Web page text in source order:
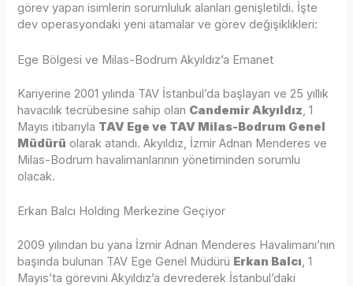
görev yapan isimlerin sorumluluk alanları genişletildi. İşte
dev operasyondaki yeni atamalar ve görev değişiklikleri:
Ege Bölgesi ve Milas-Bodrum Akyıldız’a Emanet
Kariyerine 2001 yılında TAV İstanbul’da başlayan ve 25 yıllık
havacılık tecrübesine sahip olan Candemir Akyıldız, 1
Mayıs itibarıyla TAV Ege ve TAV Milas-Bodrum Genel
Müdürü olarak atandı. Akyıldız, İzmir Adnan Menderes ve
Milas-Bodrum havalimanlarının yönetiminden sorumlu
olacak.
Erkan Balcı Holding Merkezine Geçiyor
2009 yılından bu yana İzmir Adnan Menderes Havalimanı’nın
başında bulunan TAV Ege Genel Müdürü Erkan Balcı, 1
Mayıs’ta görevini Akyıldız’a devrederek İstanbul’daki